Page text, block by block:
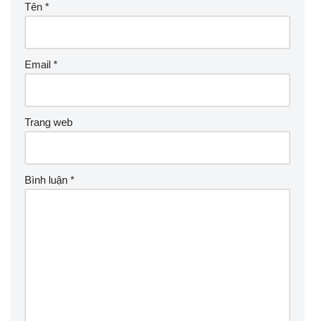
Tên *
Email *
Trang web
Bình luận *